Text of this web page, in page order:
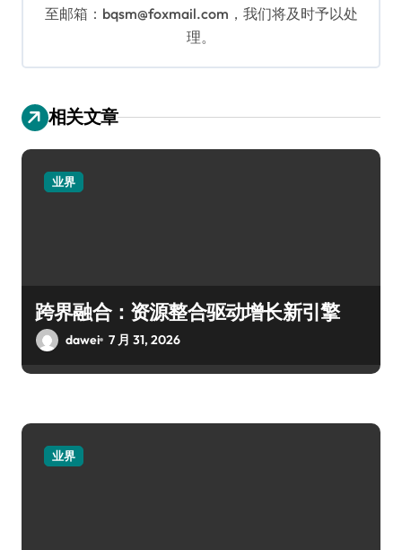
至邮箱：bqsm@foxmail.com，我们将及时予以处
理。
相关文章
业界
跨界融合：资源整合驱动增长新引擎
dawei 7 月 31, 2026
业界